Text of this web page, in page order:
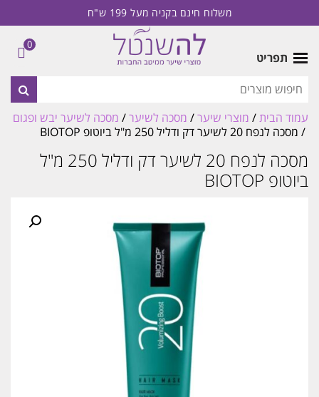
משלוח חינם בקניה מעל 199 ש"ח
תפריט
עמוד הבית/ מוצרי שיער/ מסכה לשיער/ מסכה לשיער יבש ופגום
/ מסכה לנפח 20 לשיער דק ודליל 250 מ"ל ביוטופ BIOTOP
מסכה לנפח 20 לשיער דק ודליל 250 מ"ל
ביוטופ BIOTOP
0